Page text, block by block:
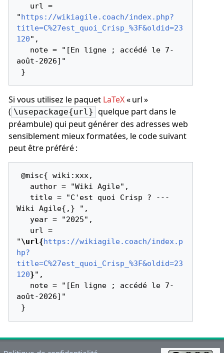
"https://wikiagile.coach/index.php?
title=C%27est_quoi_Crisp_%3F&oldid=23
120",
août-2026]"
Si vous utilisez le paquet LaTeX« url »
( \usepackage{url} quelque part dans le
préambule) qui peut générer des adresses web
sensiblement mieux formatées, le code suivant
peut être préféré :
@misc{ wiki:xxx,
Wiki Agile{,} ",
"\url{https://wikiagile.coach/index.p
hp?
title=C%27est_quoi_Crisp_%3F&oldid=23
120}",
août-2026]"